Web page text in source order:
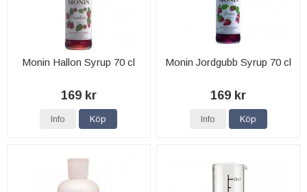
Monin Hallon Syrup 70 cl
169 kr
Info Köp
Monin Jordgubb Syrup 70 cl
169 kr
Info Köp